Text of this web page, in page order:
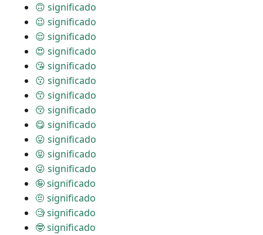
🙃 significado
😉 significado
😌 significado
😍 significado
😘 significado
😗 significado
😙 significado
😚 significado
😋 significado
😛 significado
😝 significado
😜 significado
🤪 significado
🤨 significado
🧐 significado
🤓 significado